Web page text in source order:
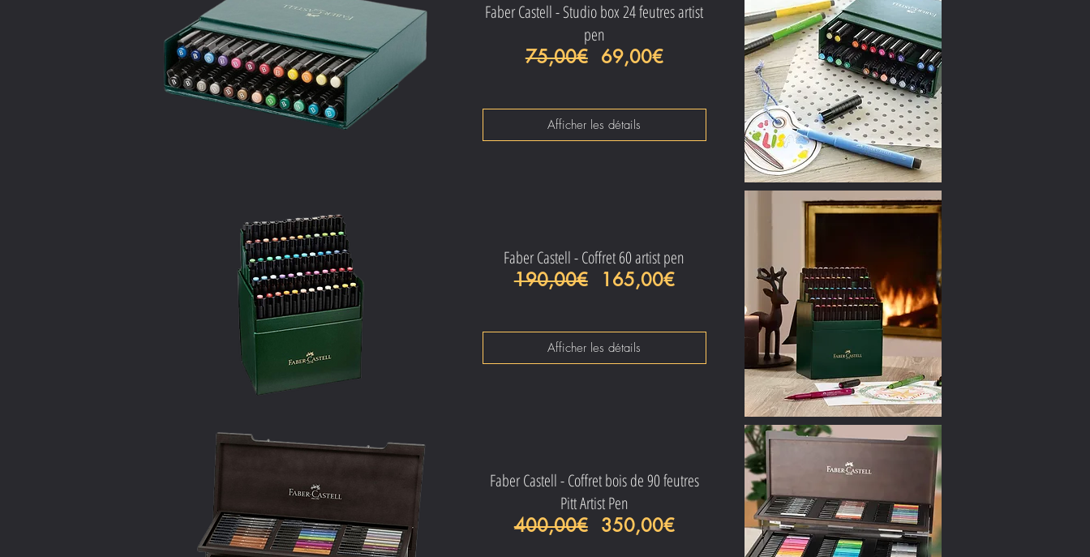
Faber Castell - Studio box 24 feutres artist
pen
75,00€ Prix original
69,00€Prix promotionnel
Afficher les détails
Faber Castell - Coffret 60 artist pen
190,00€ Prix original
165,00€Prix promotionnel
Afficher les détails
Faber Castell - Coffret bois de 90 feutres
Pitt Artist Pen
400,00€ Prix original
350,00€Prix promotionnel